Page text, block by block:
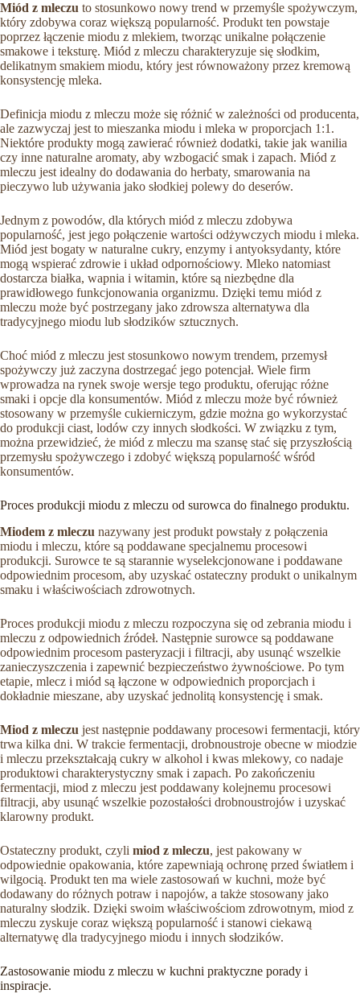
Miód z mleczu to stosunkowo nowy trend w przemyśle spożywczym,
który zdobywa coraz większą popularność. Produkt ten powstaje
poprzez łączenie miodu z mlekiem, tworząc unikalne połączenie
smakowe i teksturę. Miód z mleczu charakteryzuje się słodkim,
delikatnym smakiem miodu, który jest równoważony przez kremową
konsystencję mleka.
Definicja miodu z mleczu może się różnić w zależności od producenta,
ale zazwyczaj jest to mieszanka miodu i mleka w proporcjach 1:1.
Niektóre produkty mogą zawierać również dodatki, takie jak wanilia
czy inne naturalne aromaty, aby wzbogacić smak i zapach. Miód z
mleczu jest idealny do dodawania do herbaty, smarowania na
pieczywo lub używania jako słodkiej polewy do deserów.
Jednym z powodów, dla których miód z mleczu zdobywa
popularność, jest jego połączenie wartości odżywczych miodu i mleka.
Miód jest bogaty w naturalne cukry, enzymy i antyoksydanty, które
mogą wspierać zdrowie i układ odpornościowy. Mleko natomiast
dostarcza białka, wapnia i witamin, które są niezbędne dla
prawidłowego funkcjonowania organizmu. Dzięki temu miód z
mleczu może być postrzegany jako zdrowsza alternatywa dla
tradycyjnego miodu lub słodzików sztucznych.
Choć miód z mleczu jest stosunkowo nowym trendem, przemysł
spożywczy już zaczyna dostrzegać jego potencjał. Wiele firm
wprowadza na rynek swoje wersje tego produktu, oferując różne
smaki i opcje dla konsumentów. Miód z mleczu może być również
stosowany w przemyśle cukierniczym, gdzie można go wykorzystać
do produkcji ciast, lodów czy innych słodkości. W związku z tym,
można przewidzieć, że miód z mleczu ma szansę stać się przyszłością
przemysłu spożywczego i zdobyć większą popularność wśród
konsumentów.
Proces produkcji miodu z mleczu od surowca do finalnego produktu.
Miodem z mleczu nazywany jest produkt powstały z połączenia
miodu i mleczu, które są poddawane specjalnemu procesowi
produkcji. Surowce te są starannie wyselekcjonowane i poddawane
odpowiednim procesom, aby uzyskać ostateczny produkt o unikalnym
smaku i właściwościach zdrowotnych.
Proces produkcji miodu z mleczu rozpoczyna się od zebrania miodu i
mleczu z odpowiednich źródeł. Następnie surowce są poddawane
odpowiednim procesom pasteryzacji i filtracji, aby usunąć wszelkie
zanieczyszczenia i zapewnić bezpieczeństwo żywnościowe. Po tym
etapie, mlecz i miód są łączone w odpowiednich proporcjach i
dokładnie mieszane, aby uzyskać jednolitą konsystencję i smak.
Miod z mleczu jest następnie poddawany procesowi fermentacji, który
trwa kilka dni. W trakcie fermentacji, drobnoustroje obecne w miodzie
i mleczu przekształcają cukry w alkohol i kwas mlekowy, co nadaje
produktowi charakterystyczny smak i zapach. Po zakończeniu
fermentacji, miod z mleczu jest poddawany kolejnemu procesowi
filtracji, aby usunąć wszelkie pozostałości drobnoustrojów i uzyskać
klarowny produkt.
Ostateczny produkt, czyli miod z mleczu, jest pakowany w
odpowiednie opakowania, które zapewniają ochronę przed światłem i
wilgocią. Produkt ten ma wiele zastosowań w kuchni, może być
dodawany do różnych potraw i napojów, a także stosowany jako
naturalny słodzik. Dzięki swoim właściwościom zdrowotnym, miod z
mleczu zyskuje coraz większą popularność i stanowi ciekawą
alternatywę dla tradycyjnego miodu i innych słodzików.
Zastosowanie miodu z mleczu w kuchni praktyczne porady i
inspiracje.